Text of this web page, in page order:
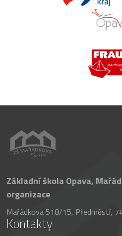
Základní škola Opava,
organizace
Mařádkova 518/15, Předměstí,
Kontakty